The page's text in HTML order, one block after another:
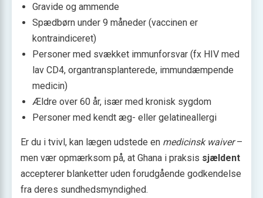
Gravide og ammende
Spædbørn under 9 måneder (vaccinen er
kontraindiceret)
Personer med svækket immunforsvar (fx HIV med
lav CD4, organtransplanterede, immundæmpende
medicin)
Ældre over 60 år, især med kronisk sygdom
Personer med kendt æg- eller gelatineallergi
Er du i tvivl, kan lægen udstede en medicinsk waiver–
men vær opmærksom på, at Ghana i praksis sjældent
accepterer blanketter uden forudgående godkendelse
fra deres sundhedsmyndighed.